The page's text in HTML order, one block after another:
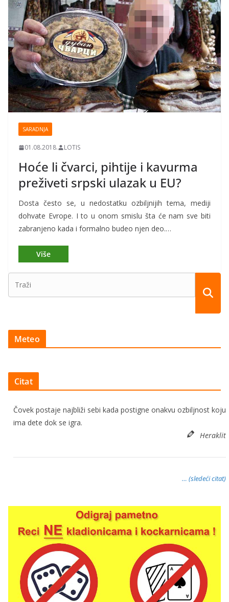
SARADNJA
01.08.2018. LOTIS
Hoće li čvarci, pihtije i kavurma
preživeti srpski ulazak u EU?
Dosta često se, u nedostatku ozbiljnijih tema, mediji
dohvate Evrope. I to u onom smislu šta će nam sve biti
zabranjeno kada i formalno budeo njen deo.…
Meteo
Citat
Čovek postaje najbliži sebi kada postigne onakvu ozbiljnost koju
ima dete dok se igra.
Heraklit
… (sledeći citat)